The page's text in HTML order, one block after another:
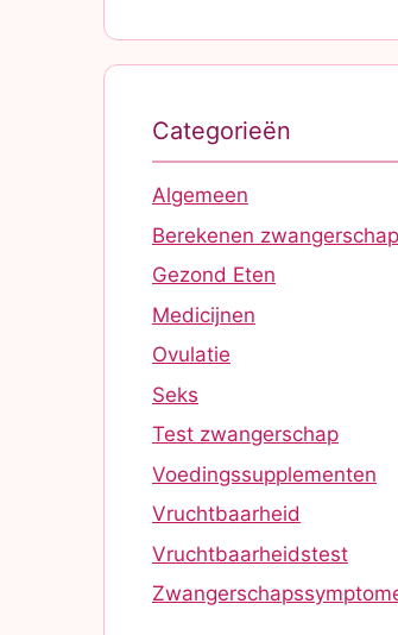
Categorieën
Algemeen
Berekenen zwangerschap
Gezond Eten
Medicijnen
Ovulatie
Seks
Test zwangerschap
Voedingssupplementen
Vruchtbaarheid
Vruchtbaarheidstest